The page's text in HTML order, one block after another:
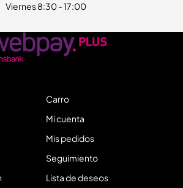
Viernes 8:30 - 17:00
Carro
Mi cuenta
Mis pedidos
Seguimiento
Lista de deseos